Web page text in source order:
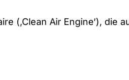
(‚Clean Air Engine‘), die